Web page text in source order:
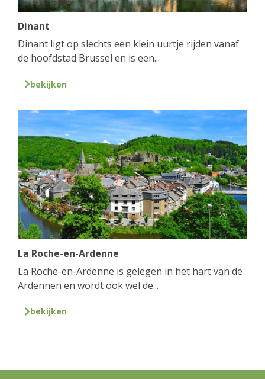
Dinant
Dinant ligt op slechts een klein uurtje rijden vanaf
de hoofdstad Brussel en is een...
bekijken
La Roche-en-Ardenne
La Roche-en-Ardenne is gelegen in het hart van de
Ardennen en wordt ook wel de...
bekijken